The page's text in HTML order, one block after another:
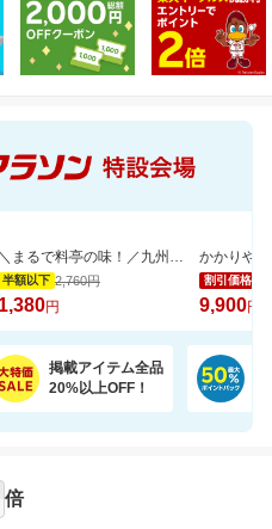
＼まるで料亭の味！／九州産あご厳選使用「五縁のあご入りだし」
半額以下 2,760円
1,380円
割引価格
9,900円
掲載アイテム全品
20%以上OFF！
倍